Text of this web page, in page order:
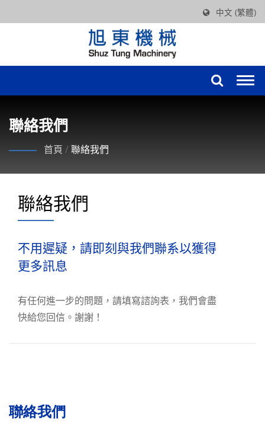
中文 (繁體)
聯絡我們
首頁 /聯絡我們
聯絡我們
不用遲疑，請即刻與我們聯系以獲得
更多訊息
有任何進一步的問題，請填寫諮詢表，我們會盡
快給您回信。謝謝！